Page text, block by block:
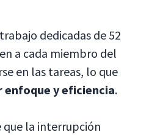
dedicadas de 52
a cada miembro del
en las tareas, lo que
enfoque y eficiencia.
que la interrupción